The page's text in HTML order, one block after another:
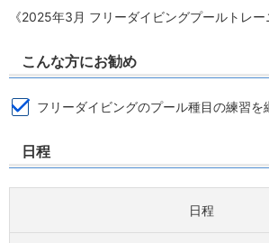
《2025年3月 フリーダイビングプールトレー
こんな方にお勧め
フリーダイビングのプール種目の練習を
日程
日程